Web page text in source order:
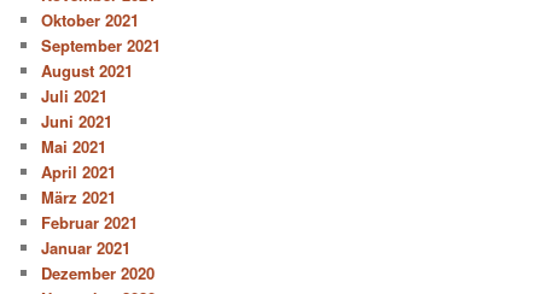
Oktober 2021
September 2021
August 2021
Juli 2021
Juni 2021
Mai 2021
April 2021
März 2021
Februar 2021
Januar 2021
Dezember 2020